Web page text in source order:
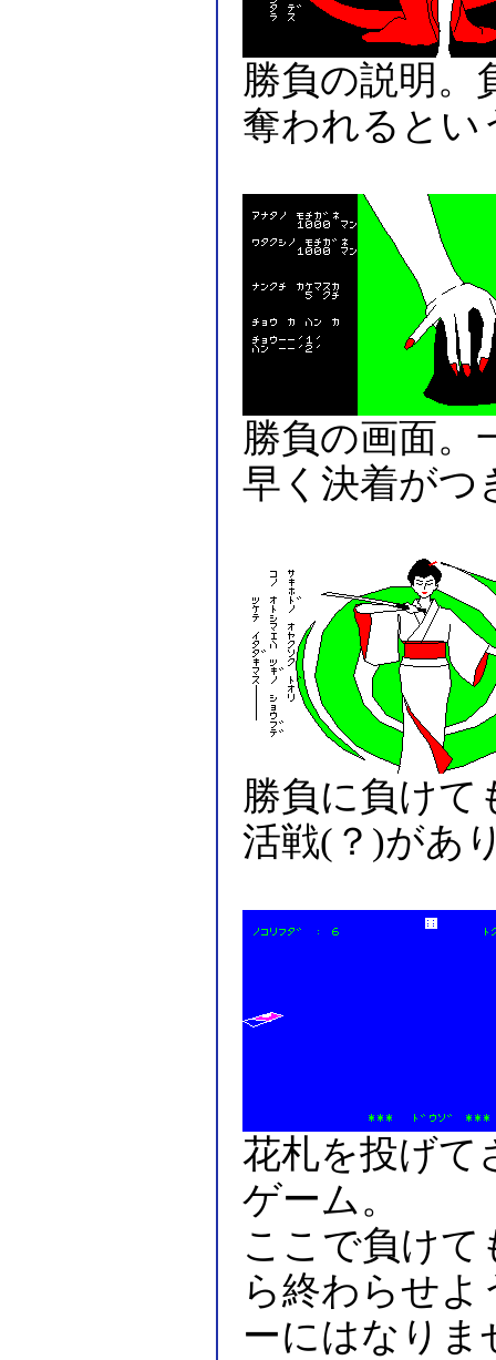
勝負の説明。
奪われるとい
勝負の画面。
早く決着がつ
勝負に負けて
活戦(？)があ
花札を投げて
ゲーム。
ここで負けて
ら終わらせ
ーにはなりま